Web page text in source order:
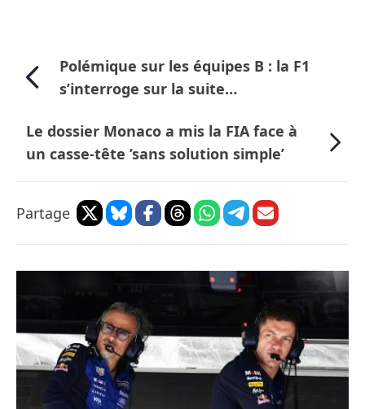
Polémique sur les équipes B : la F1
s’interroge sur la suite…
Le dossier Monaco a mis la FIA face à
un casse-tête ’sans solution simple’
Partage